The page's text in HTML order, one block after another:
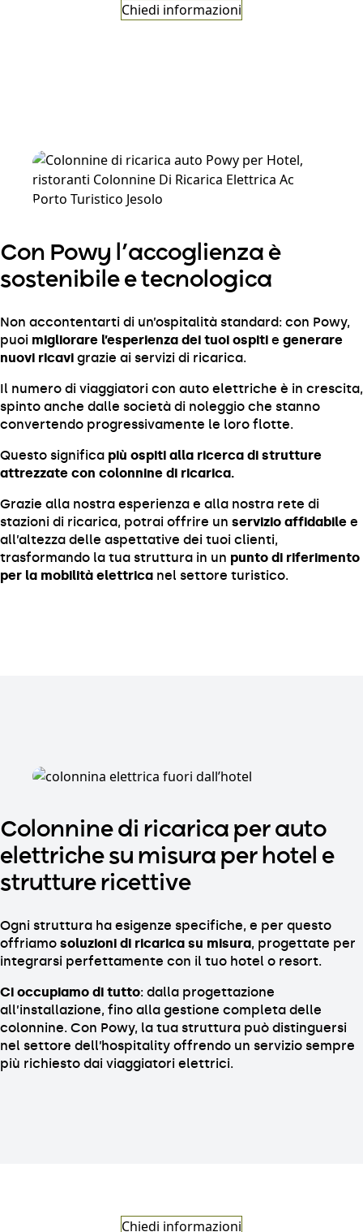
Chiedi informazioni
Con Powy l’accoglienza è
sostenibile e tecnologica
Non accontentarti di un’ospitalità standard: con Powy,
puoi migliorare l’esperienza dei tuoi ospiti e generare
nuovi ricavi grazie ai servizi di ricarica.
Il numero di viaggiatori con auto elettriche è in crescita,
spinto anche dalle società di noleggio che stanno
convertendo progressivamente le loro flotte.
Questo significa più ospiti alla ricerca di strutture
attrezzate con colonnine di ricarica.
Grazie alla nostra esperienza e alla nostra rete di
stazioni di ricarica, potrai offrire un servizio affidabile e
all’altezza delle aspettative dei tuoi clienti,
trasformando la tua struttura in un punto di riferimento
per la mobilità elettrica nel settore turistico.
Colonnine di ricarica per auto
elettriche su misura per hotel e
strutture ricettive
Ogni struttura ha esigenze specifiche, e per questo
offriamo soluzioni di ricarica su misura, progettate per
integrarsi perfettamente con il tuo hotel o resort.
Ci occupiamo di tutto: dalla progettazione
all’installazione, fino alla gestione completa delle
colonnine. Con Powy, la tua struttura può distinguersi
nel settore dell’hospitality offrendo un servizio sempre
più richiesto dai viaggiatori elettrici.
Chiedi informazioni